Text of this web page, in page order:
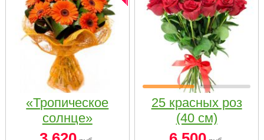
«Тропическое
солнце»
25 красных роз
(40 см)